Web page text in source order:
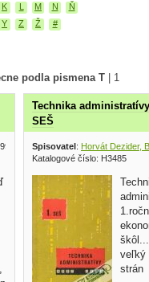
K L M N
Ň
Y Z Ž #
podla pismena T 1
Technika
SEŠ
Spisovatel : Horvát Dezider,
Katalogové číslo: H3485
veľký
strán